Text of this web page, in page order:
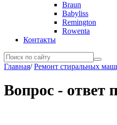
Braun
Babyliss
Remington
Rowenta
Контакты
Главная/Ремонт стиральных
Вопрос - ответ